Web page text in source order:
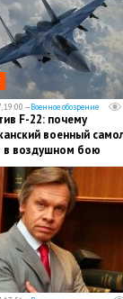
19:00 —Военное обозрение
F-22: почему
военный
в воздушном бою
истребителю